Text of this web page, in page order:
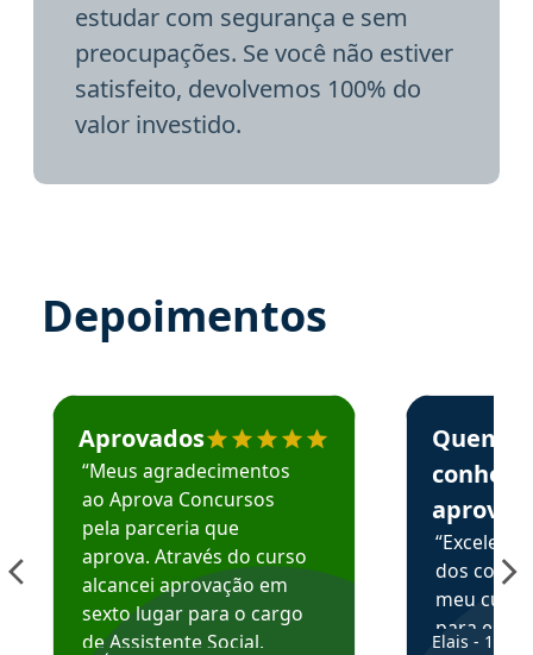
estudar com segurança e sem
preocupações. Se você não estiver
satisfeito, devolvemos 100% do
valor investido.
Depoimentos
Estudante José recomenda o Aprova Concursos em
Aprovados
“Meus agradecimentos
ao Aprova Concursos
pela parceria que
aprova. Através do curso
alcancei aprovação em
sexto lugar para o cargo
de Assistente Social.
Estudante
Quem
aprova
dos
meu
para
Elais - 15/